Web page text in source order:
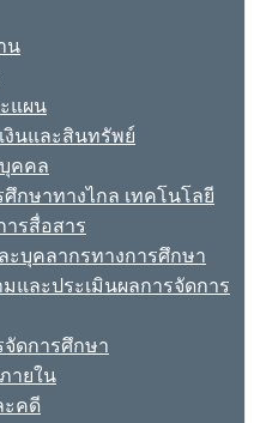
น
แผน
งินและสินทรัพย์
คคล
กษาทางไกล เทคโนโลยี
ารสื่อสาร
บุคลากรทางการศึกษา
และประเมินผลการจัดการ
จัดการศึกษา
ายใน
คดี